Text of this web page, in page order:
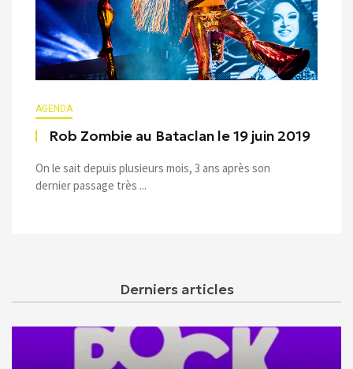
AGENDA
Rob Zombie au Bataclan le 19 juin 2019
On le sait depuis plusieurs mois, 3 ans après son
dernier passage très ...
Derniers articles